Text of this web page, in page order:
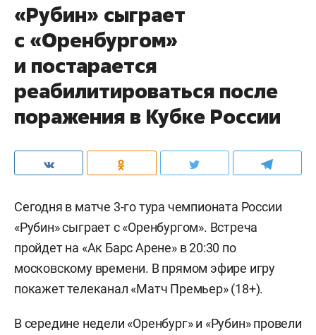
«Рубин» сыграет
с «Оренбургом»
и постарается
реабилитироваться после
поражения в Кубке России
Сегодня в матче 3-го тура чемпионата России
«Рубин» сыграет с «Оренбургом». Встреча
пройдет на «Ак Барс Арене» в 20:30 по
московскому времени. В прямом эфире игру
покажет телеканал «Матч Премьер» (18+).
В середине недели «Оренбург» и «Рубин» провели